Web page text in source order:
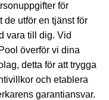
för
de utför en tjänst för
vara till dig. Vid
överför vi dina
detta för att trygga
och etablera
garantiansvar.